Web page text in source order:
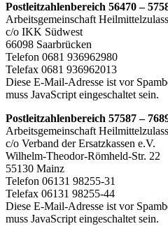
Postleitzahlenbereich 56470 –
Arbeitsgemeinschaft
c/o IKK Südwest
66098 Saarbrücken
Telefon 0681 936962980
Telefax 0681 936962013
Diese E-Mail-Adresse ist vor
muss JavaScript eingeschaltet sein.
Postleitzahlenbereich 57587 –
Arbeitsgemeinschaft
c/o Verband der Ersatzkassen e.V.
Wilhelm-Theodor-Römheld-Str. 22
55130 Mainz
Telefon 06131 98255-31
Telefax 06131 98255-44
Diese E-Mail-Adresse ist vor
muss JavaScript eingeschaltet sein.